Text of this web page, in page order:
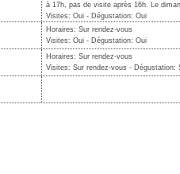
à 17h, pas de visite après 16h. Le
Visites: Oui - Dégustation: Oui
Horaires: Sur rendez-vous
Visites: Oui - Dégustation: Oui
Horaires: Sur rendez-vous
Visites: Sur rendez-vous - Dégustation: